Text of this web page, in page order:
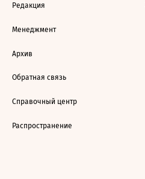
Редакция
Менеджмент
Архив
Обратная связь
Справочный центр
Распространение